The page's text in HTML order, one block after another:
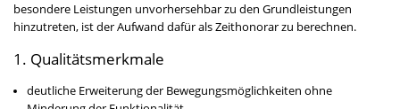
besondere Leistungen unvorhersehbar zu den Grundleistungen
hinzutreten, ist der Aufwand dafür als Zeithonorar zu berechnen.
1. Qualitätsmerkmale
deutliche Erweiterung der Bewegungsmöglich­keiten ohne